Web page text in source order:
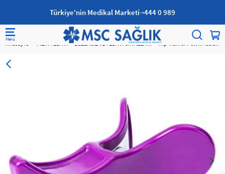
Türkiye'nin Medikal Marketi 444 0 989
Anasayfa FİZİK TEDAVİ EGZERSİZ VE TEDAVİ CİHAZLARI Hip Trainer Pelvik Taban